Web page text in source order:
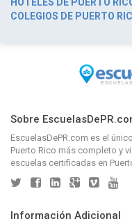
COLEGIOS DE PUERTO
Sobre
EscuelasDePR.com es el
Puerto Rico más completo y
escuelas certificadas en
Información Adicional